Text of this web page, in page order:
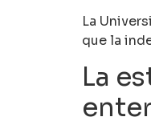
La
que la
La